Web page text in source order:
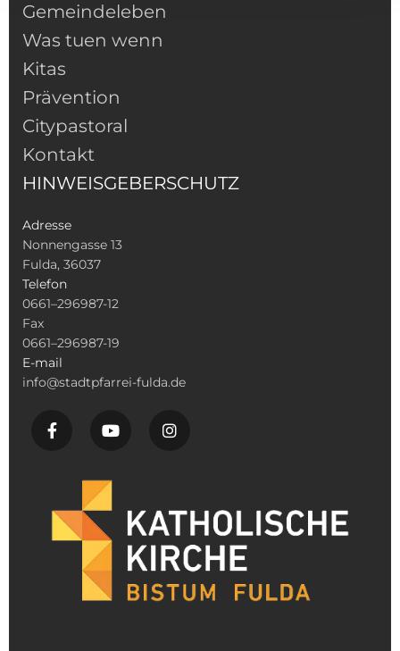
Gemeindeleben
Was tuen wenn
Kitas
Prävention
Citypastoral
Kontakt
HINWEISGEBERSCHUTZ
Adresse
Nonnengasse 13
Fulda, 36037
Telefon
0661–296987-12
Fax
0661–296987-19
E-mail
info@stadtpfarrei-fulda.de